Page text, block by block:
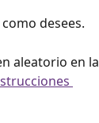
desees.
aleatorio en la